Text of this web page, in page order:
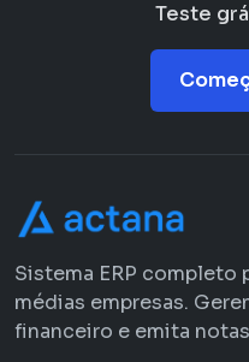
Teste
Sistema ERP completo
médias empresas.
financeiro e emita